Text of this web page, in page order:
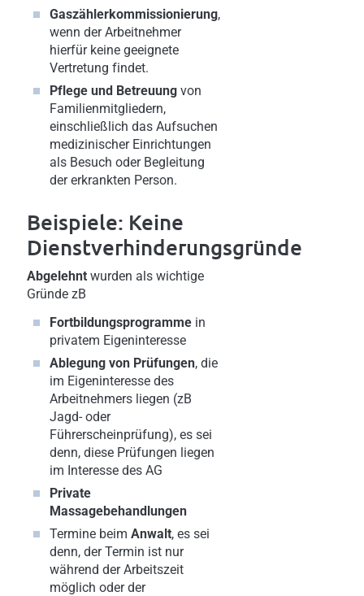
Gaszählerkommissionierung,
wenn der Arbeitnehmer
hierfür keine geeignete
Vertretung findet.
Pflege und Betreuung von
Familienmitgliedern,
einschließlich das Aufsuchen
medizinischer Einrichtungen
als Besuch oder Begleitung
der erkrankten Person.
Beispiele: Keine
Dienstverhinderungsgründe
Abgelehnt wurden als wichtige
Gründe zB
Fortbildungsprogramme in
privatem Eigeninteresse
Ablegung von Prüfungen, die
im Eigeninteresse des
Arbeitnehmers liegen (zB
Jagd- oder
Führerscheinprüfung), es sei
denn, diese Prüfungen liegen
im Interesse des AG
Private
Massagebehandlungen
Termine beim Anwalt, es sei
denn, der Termin ist nur
während der Arbeitszeit
möglich oder der